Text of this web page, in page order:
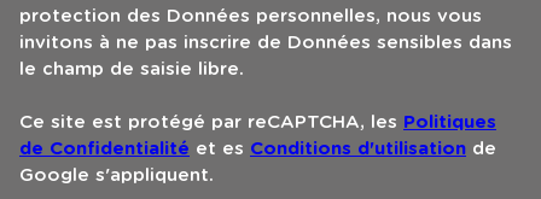
protection des Données personnelles, nous vous
invitons à ne pas inscrire de Données sensibles dans
le champ de saisie libre.
Ce site est protégé par reCAPTCHA, les Politiques
de Confidentialité et es Conditions d'utilisation de
Google s'appliquent.